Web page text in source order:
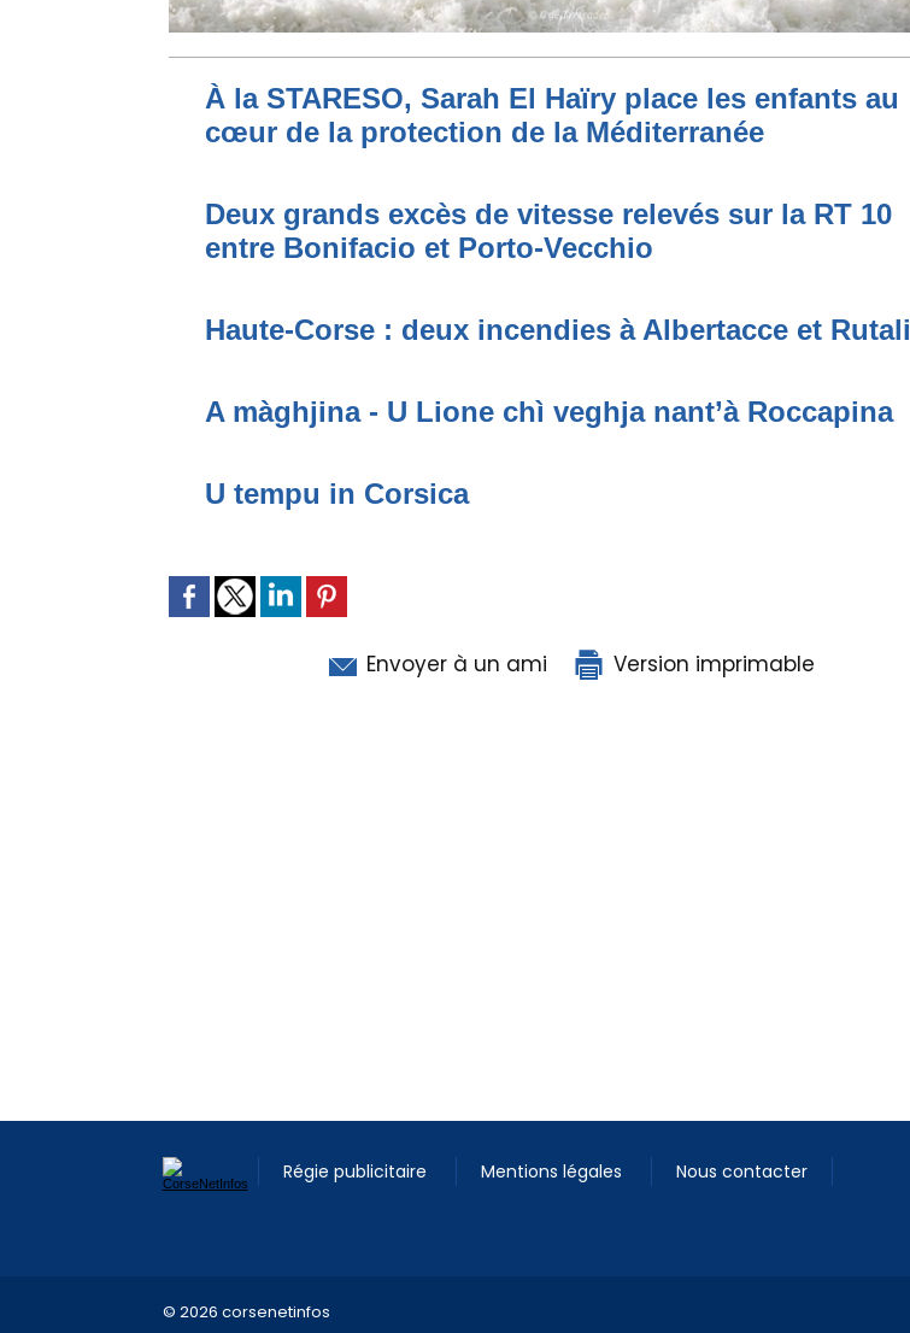
À la STARESO, Sarah El Haïry place les enfants au
cœur de la protection de la Méditerranée
Deux grands excès de vitesse relevés sur la RT 10
entre Bonifacio et Porto-Vecchio
Haute-Corse : deux incendies à Albertacce et Rutali
A màghjina - U Lione chì veghja nant’à Roccapina
U tempu in Corsica
Envoyer à un ami Version imprimable
Régie publicitaire Mentions légales Nous contacter
© 2026 corsenetinfos